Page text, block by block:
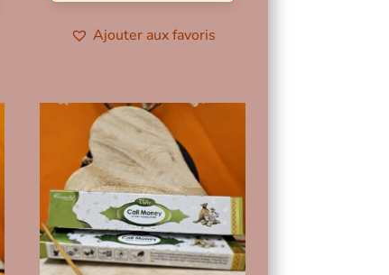
Ajouter aux favoris